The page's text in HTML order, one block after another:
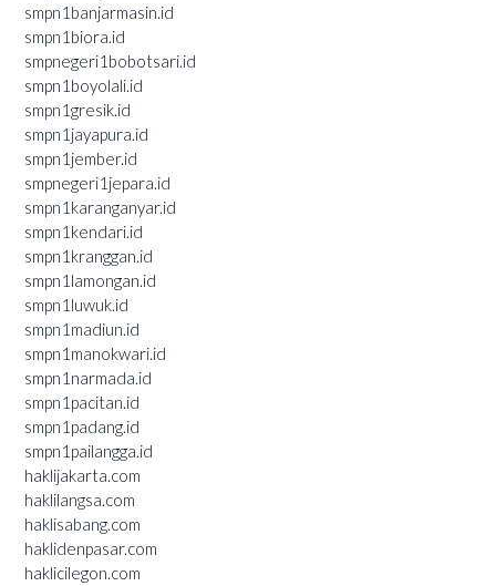
smpn1banjarmasin.id
smpn1biora.id
smpnegeri1bobotsari.id
smpn1boyolali.id
smpn1gresik.id
smpn1jayapura.id
smpn1jember.id
smpnegeri1jepara.id
smpn1karanganyar.id
smpn1kendari.id
smpn1kranggan.id
smpn1lamongan.id
smpn1luwuk.id
smpn1madiun.id
smpn1manokwari.id
smpn1narmada.id
smpn1pacitan.id
smpn1padang.id
smpn1pailangga.id
haklijakarta.com
haklilangsa.com
haklisabang.com
haklidenpasar.com
haklicilegon.com